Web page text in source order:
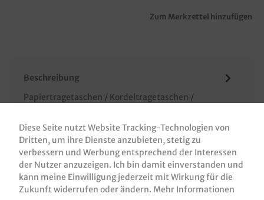
Zum Merkzettel hinzufügen
Beschreibung
Papiertragetaschen / Kordeltragetaschen /
vollflächig bedruckt in versch…
Bewertungen
Informationen zur Produktsicherheit
Diese Seite nutzt Website Tracking-Technologien von
Dritten, um ihre Dienste anzubieten, stetig zu
verbessern und Werbung entsprechend der Interessen
der Nutzer anzuzeigen. Ich bin damit einverstanden und
kann meine Einwilligung jederzeit mit Wirkung für die
Zukunft widerrufen oder ändern. Mehr Informationen